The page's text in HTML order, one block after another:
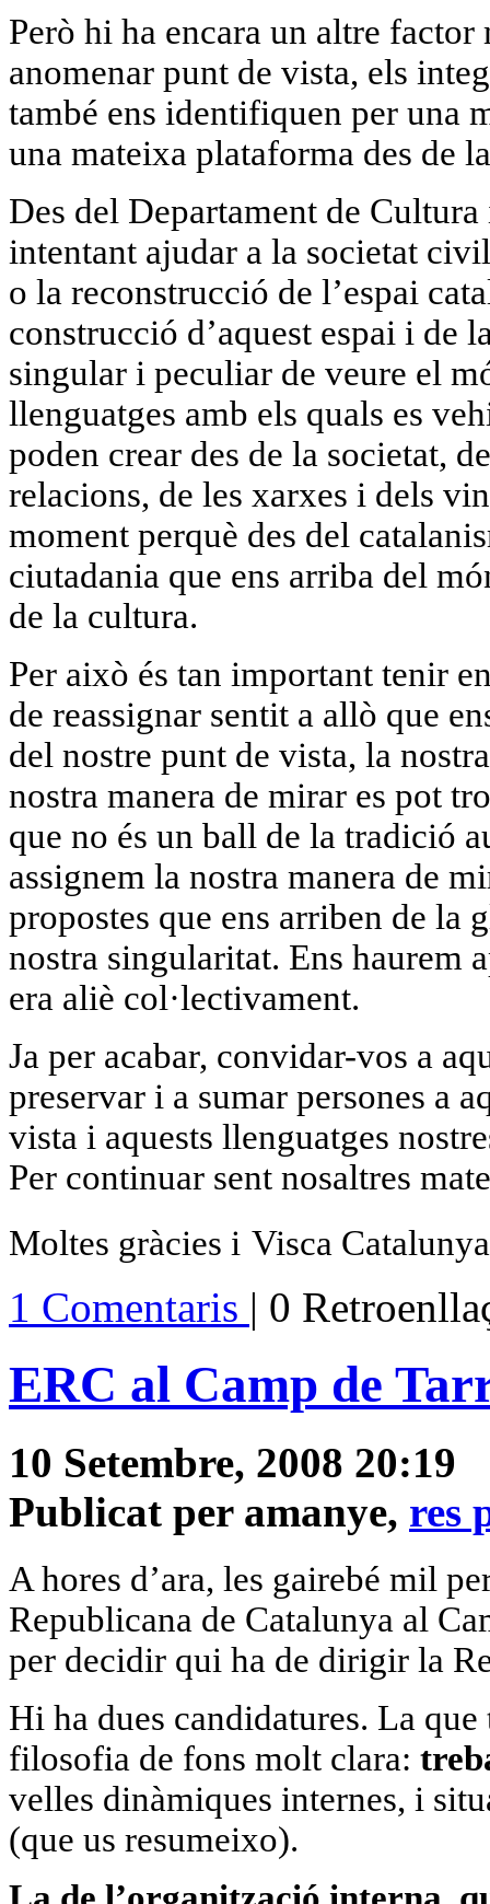
Però hi ha encara un altre
anomenar punt de vista, els
també ens identifiquen per una
una mateixa plataforma des de
Des del Departament de
intentant ajudar a la societat
o la reconstrucció de l’espai
construcció d’aquest espai i de
singular i peculiar de veure el
llenguatges amb els quals es
poden crear des de la societat,
relacions, de les xarxes i dels
moment perquè des del
ciutadania que ens arriba del
de la cultura.
Per això és tan important tenir
de reassignar sentit a allò que
del nostre punt de vista, la
nostra manera de mirar es pot
que no és un ball de la tradició
assignem la nostra manera de
propostes que ens arriben de la
nostra singularitat. Ens haurem
era aliè col·lectivament.
Ja per acabar, convidar-vos a
preservar i a sumar persones a
vista i aquests llenguatges
Per continuar sent nosaltres
Moltes gràcies i Visca
1 Comentaris | 0
ERC al Camp de
10 Setembre, 2008 20:19
Publicat per amanye, res
A hores d’ara, les gairebé mil
Republicana de Catalunya al
per decidir qui ha de dirigir la
Hi ha dues candidatures. La
filosofia de fons molt clara:
velles dinàmiques internes, i
(que us resumeixo).